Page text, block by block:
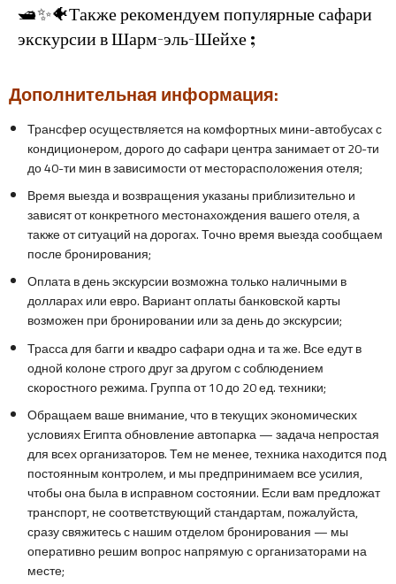
🛥✨🐠Также рекомендуем популярные сафари
экскурсии в Шарм-эль-Шейхе ;
Дополнительная информация:
Трансфер осуществляется на комфортных мини-автобусах с
кондиционером, дорого до сафари центра занимает от 20-ти
до 40-ти мин в зависимости от месторасположения отеля;
Время выезда и возвращения указаны приблизительно и
зависят от конкретного местонахождения вашего отеля, а
также от ситуаций на дорогах. Точно время выезда сообщаем
после бронирования;
Оплата в день экскурсии возможна только наличными в
долларах или евро. Вариант оплаты банковской карты
возможен при бронировании или за день до экскурсии;
Трасса для багги и квадро сафари одна и та же. Все едут в
одной колоне строго друг за другом с соблюдением
скоростного режима. Группа от 10 до 20 ед. техники;
Обращаем ваше внимание, что в текущих экономических
условиях Египта обновление автопарка — задача непростая
для всех организаторов. Тем не менее, техника находится под
постоянным контролем, и мы предпринимаем все усилия,
чтобы она была в исправном состоянии. Если вам предложат
транспорт, не соответствующий стандартам, пожалуйста,
сразу свяжитесь с нашим отделом бронирования — мы
оперативно решим вопрос напрямую с организаторами на
месте;